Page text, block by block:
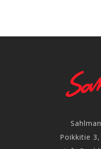
Poikkitie